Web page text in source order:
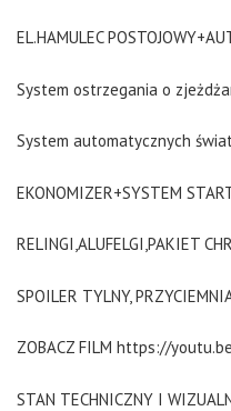
EL.HAMULEC
System ostrzegania o
System automatycznych
EKONOMIZER+SYSTEM
RELINGI,ALUFELGI,PAKIET
SPOILER TYLNY,
ZOBACZ FILM https://
STAN TECHNICZNY I